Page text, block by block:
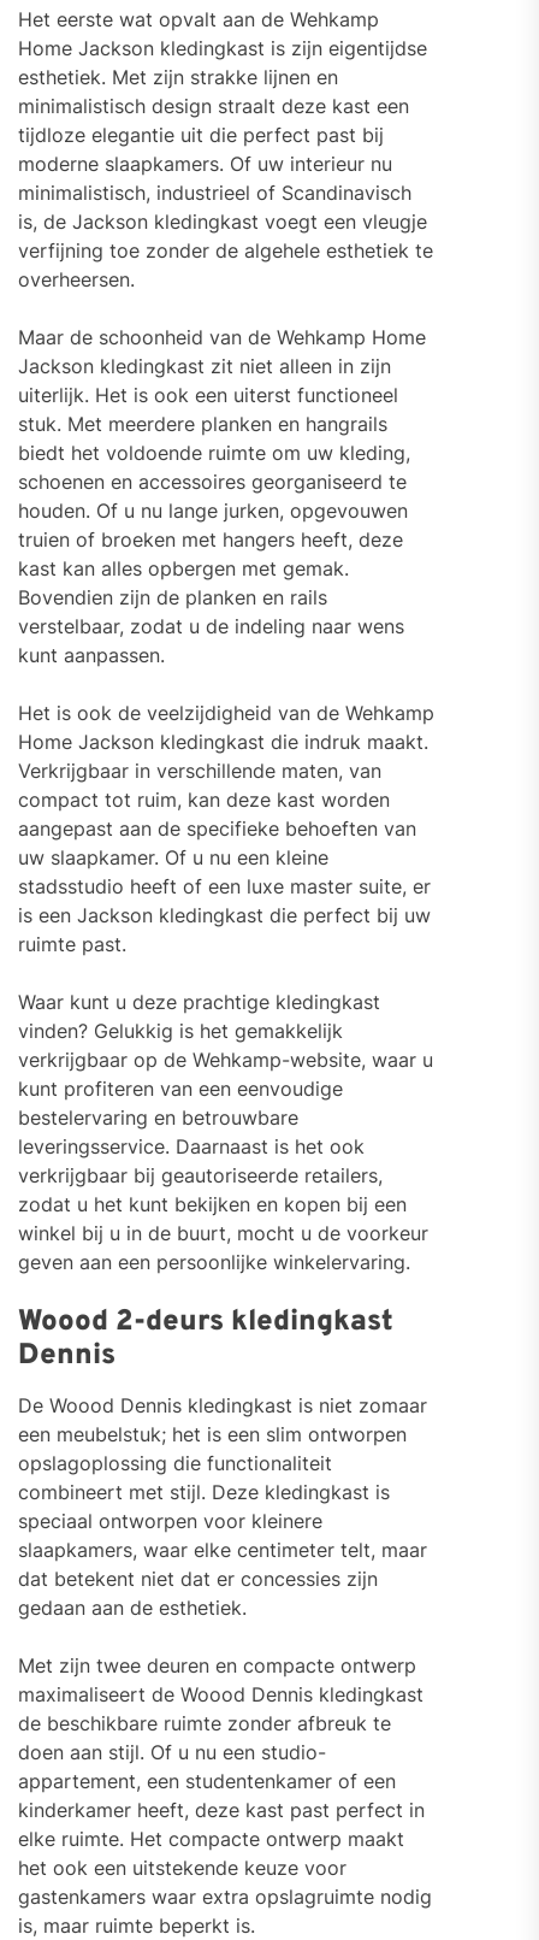
Het eerste wat opvalt aan de Wehkamp
Home Jackson kledingkast is zijn eigentijdse
esthetiek. Met zijn strakke lijnen en
minimalistisch design straalt deze kast een
tijdloze elegantie uit die perfect past bij
moderne slaapkamers. Of uw interieur nu
minimalistisch, industrieel of Scandinavisch
is, de Jackson kledingkast voegt een vleugje
verfijning toe zonder de algehele esthetiek te
overheersen.
Maar de schoonheid van de Wehkamp Home
Jackson kledingkast zit niet alleen in zijn
uiterlijk. Het is ook een uiterst functioneel
stuk. Met meerdere planken en hangrails
biedt het voldoende ruimte om uw kleding,
schoenen en accessoires georganiseerd te
houden. Of u nu lange jurken, opgevouwen
truien of broeken met hangers heeft, deze
kast kan alles opbergen met gemak.
Bovendien zijn de planken en rails
verstelbaar, zodat u de indeling naar wens
kunt aanpassen.
Het is ook de veelzijdigheid van de Wehkamp
Home Jackson kledingkast die indruk maakt.
Verkrijgbaar in verschillende maten, van
compact tot ruim, kan deze kast worden
aangepast aan de specifieke behoeften van
uw slaapkamer. Of u nu een kleine
stadsstudio heeft of een luxe master suite, er
is een Jackson kledingkast die perfect bij uw
ruimte past.
Waar kunt u deze prachtige kledingkast
vinden? Gelukkig is het gemakkelijk
verkrijgbaar op de Wehkamp-website, waar u
kunt profiteren van een eenvoudige
bestelervaring en betrouwbare
leveringsservice. Daarnaast is het ook
verkrijgbaar bij geautoriseerde retailers,
zodat u het kunt bekijken en kopen bij een
winkel bij u in de buurt, mocht u de voorkeur
geven aan een persoonlijke winkelervaring.
Woood 2-deurs kledingkast
Dennis
De Woood Dennis kledingkast is niet zomaar
een meubelstuk; het is een slim ontworpen
opslagoplossing die functionaliteit
combineert met stijl. Deze kledingkast is
speciaal ontworpen voor kleinere
slaapkamers, waar elke centimeter telt, maar
dat betekent niet dat er concessies zijn
gedaan aan de esthetiek.
Met zijn twee deuren en compacte ontwerp
maximaliseert de Woood Dennis kledingkast
de beschikbare ruimte zonder afbreuk te
doen aan stijl. Of u nu een studio-
appartement, een studentenkamer of een
kinderkamer heeft, deze kast past perfect in
elke ruimte. Het compacte ontwerp maakt
het ook een uitstekende keuze voor
gastenkamers waar extra opslagruimte nodig
is, maar ruimte beperkt is.